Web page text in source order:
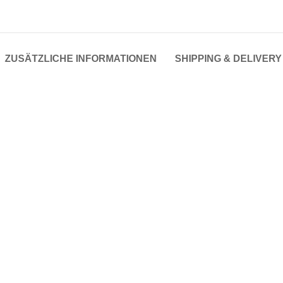
ZUSÄTZLICHE INFORMATIONEN SHIPPING & DELIVERY